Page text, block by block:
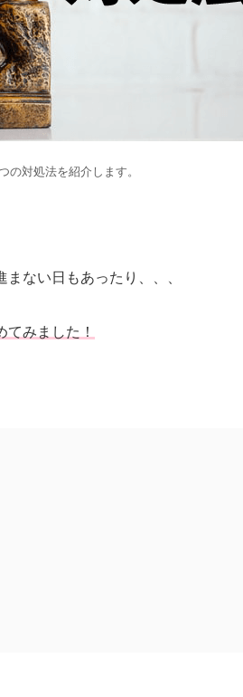
の対処法を紹介します。
ない日もあったり、、、
みました！